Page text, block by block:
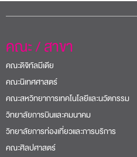
คณะ / สาขา
คณะดิจิทัลมีเดีย
คณะนิเทศศาสตร์
คณะสหวิทยาการเทคโนโลยีและนวัตกรรม
วิทยาลัยการบินและคมนาคม
วิทยาลัยการท่องเที่ยวและการบริการ
คณะศิลปศาสตร์